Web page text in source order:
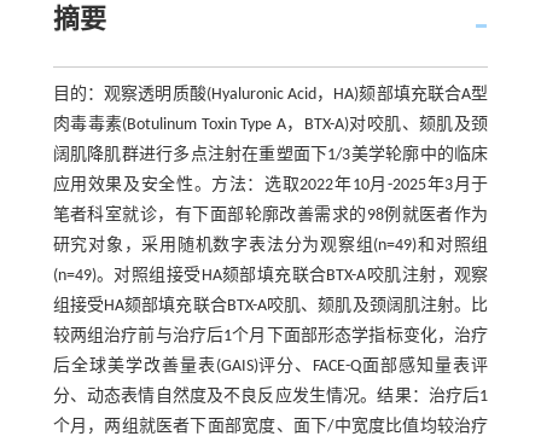
摘要
目的：观察透明质酸(Hyaluronic Acid，HA)颏部填充联合A型
肉毒毒素(Botulinum Toxin Type A，BTX-A)对咬肌、颏肌及颈
阔肌降肌群进行多点注射在重塑面下1/3美学轮廓中的临床
应用效果及安全性。方法：选取2022年10月-2025年3月于
笔者科室就诊，有下面部轮廓改善需求的98例就医者作为
研究对象，采用随机数字表法分为观察组(n=49)和对照组
(n=49)。对照组接受HA颏部填充联合BTX-A咬肌注射，观察
组接受HA颏部填充联合BTX-A咬肌、颏肌及颈阔肌注射。比
较两组治疗前与治疗后1个月下面部形态学指标变化，治疗
后全球美学改善量表(GAIS)评分、FACE-Q面部感知量表评
分、动态表情自然度及不良反应发生情况。结果：治疗后1
个月，两组就医者下面部宽度、面下/中宽度比值均较治疗